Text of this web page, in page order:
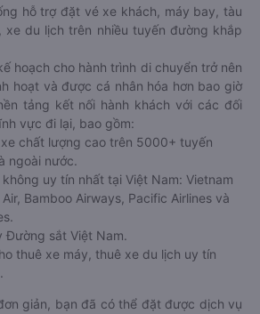
hỗ trợ đặt vé xe khách, máy bay, tàu
xe du lịch trên nhiều tuyến đường khắp
hoạch cho hành trình di chuyển trở nên
hoạt và được cá nhân hóa hơn bao giờ
tảng kết nối hành khách với các đối
vực đi lại, bao gồm:
chất lượng cao trên 5000+ tuyến
ngoài nước.
uy tín nhất tại Việt Nam: Vietnam
Bamboo Airways, Pacific Airlines và
Đường sắt Việt Nam.
thuê xe máy, thuê xe du lịch uy tín
giản, bạn đã có thể đặt được dịch vụ